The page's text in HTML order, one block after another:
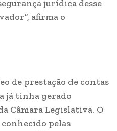
jurídica desse
afirma o
de prestação de contas
já tinha gerado
Câmara Legislativa. O
pelas